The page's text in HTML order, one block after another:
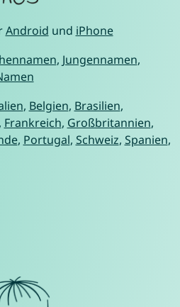
Android und iPhone
, Jungennamen,
, Belgien, Brasilien,
, Frankreich, Großbritannien,
, Portugal, Schweiz, Spanien,